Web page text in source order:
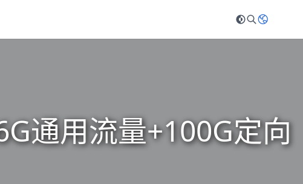
通用流量+100G定向